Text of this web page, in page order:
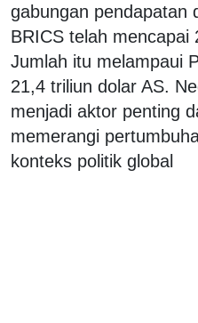
gabungan pendapatan
BRICS telah mencapai
Jumlah itu melampaui
21,4 triliun dolar AS.
menjadi aktor penting
memerangi
konteks politik global